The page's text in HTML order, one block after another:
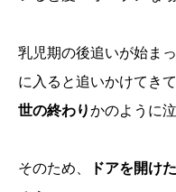
乳児期の後追いが始ま
に入ると追いかけてき
世の終わりかのように泣
そのため、 ドアを開け